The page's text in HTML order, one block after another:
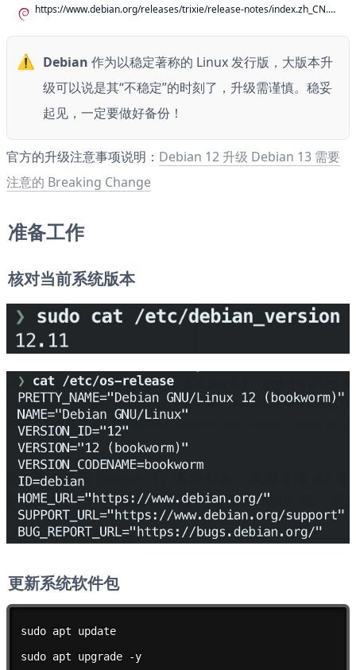
https://www.debian.org/releases/trixie/release-notes/index.zh_CN.html
⚠️ Debian 作为以稳定著称的 Linux 发行版，大版本升
级可以说是其“不稳定”的时刻了，升级需谨慎。稳妥
起见，一定要做好备份！
官方的升级注意事项说明： Debian 12 升级 Debian 13 需要
注意的 Breaking Change
准备工作
核对当前系统版本
更新系统软件包
sudo apt update
sudo apt upgrade -y